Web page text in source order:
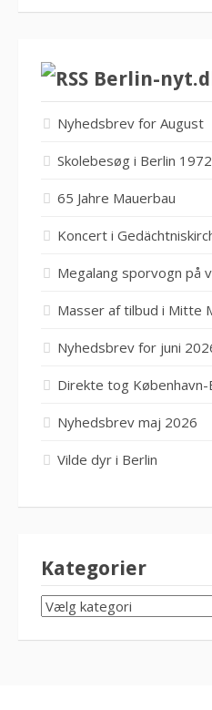
Berlin-
Nyhedsbrev for August
Skolebesøg i Berlin 1972
65 Jahre Mauerbau
Koncert i
Megalang sporvogn på
Masser af tilbud i Mitte
Nyhedsbrev for juni
Direkte tog København-
Nyhedsbrev maj 2026
Vilde dyr i Berlin
Kategorier
KATEGORIER